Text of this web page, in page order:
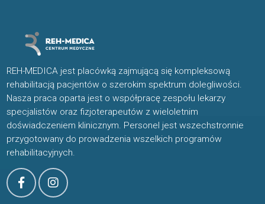
REH-MEDICA jest placówką zajmującą się kompleksową
rehabilitacją pacjentów o szerokim spektrum dolegliwości.
Nasza praca oparta jest o współpracę zespołu lekarzy
specjalistów oraz fizjoterapeutów z wieloletnim
doświadczeniem klinicznym. Personel jest wszechstronnie
przygotowany do prowadzenia wszelkich programów
rehabilitacyjnych.